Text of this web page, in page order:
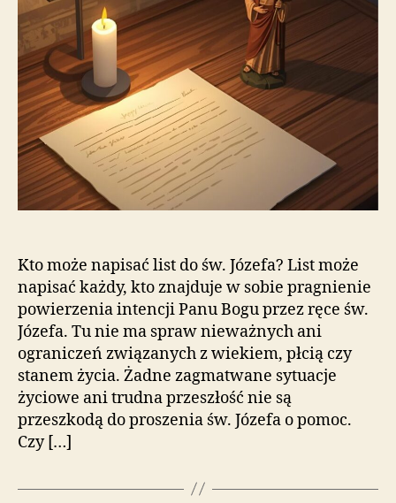
Kto może napisać list do św. Józefa? List może
napisać każdy, kto znajduje w sobie pragnienie
powierzenia intencji Panu Bogu przez ręce św.
Józefa. Tu nie ma spraw nieważnych ani
ograniczeń związanych z wiekiem, płcią czy
stanem życia. Żadne zagmatwane sytuacje
życiowe ani trudna przeszłość nie są
przeszkodą do proszenia św. Józefa o pomoc.
Czy […]